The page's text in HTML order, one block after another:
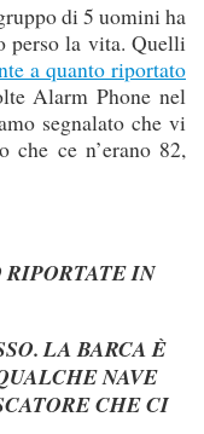
di 5 uomini ha
perso la vita. Quelli
a quanto riportato
Alarm Phone nel
segnalato che vi
che ce n’erano 82,
IN
LA BARCA È
NAVE
CHE CI